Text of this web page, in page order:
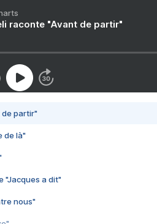
raconte "Avant de partir"
de partir"
de là"
"Jacques a dit"
nous"